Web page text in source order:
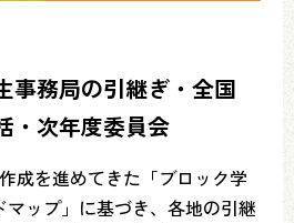
事務局の引継ぎ・全国
・次年度委員会
成を進めてきた「ブロック学
ップ」に基づき、各地の引継